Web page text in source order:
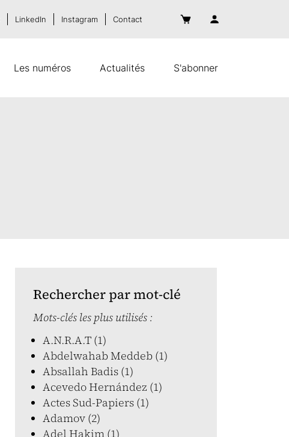
Les numéros Actualités S'abonner
LinkedIn Instagram Contact
Rechercher par mot-clé
Mots-clés les plus utilisés :
A.N.R.A.T (1)
Abdelwahab Meddeb (1)
Absallah Badis (1)
Acevedo Hernández (1)
Actes Sud-Papiers (1)
Adamov (2)
Adel Hakim (1)